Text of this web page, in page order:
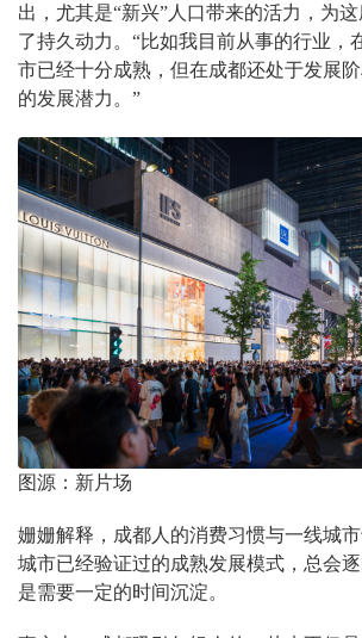
出，尤其是“新兴”人口带来的活力，为
了持久动力。“比如我目前从事的行业，
市已经十分成熟，但在成都还处于发展
的发展潜力。”
图源：新片场
姗姗解释，成都人的消费习惯与一线城
城市已经验证过的成熟发展模式，总会
是需要一定的时间沉淀。